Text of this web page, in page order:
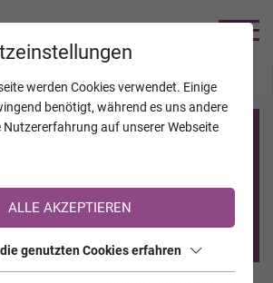
auf TrauerHilfe.it
auf TrauerHilfe.it registriert?
Registrierung <<
werden Cookies verwendet. Einige
benötigt, während es uns andere
Nutzererfahrung auf unserer Webseite
ALLE AKZEPTIEREN
genutzten Cookies erfahren
KALENDER VERSTORBENE